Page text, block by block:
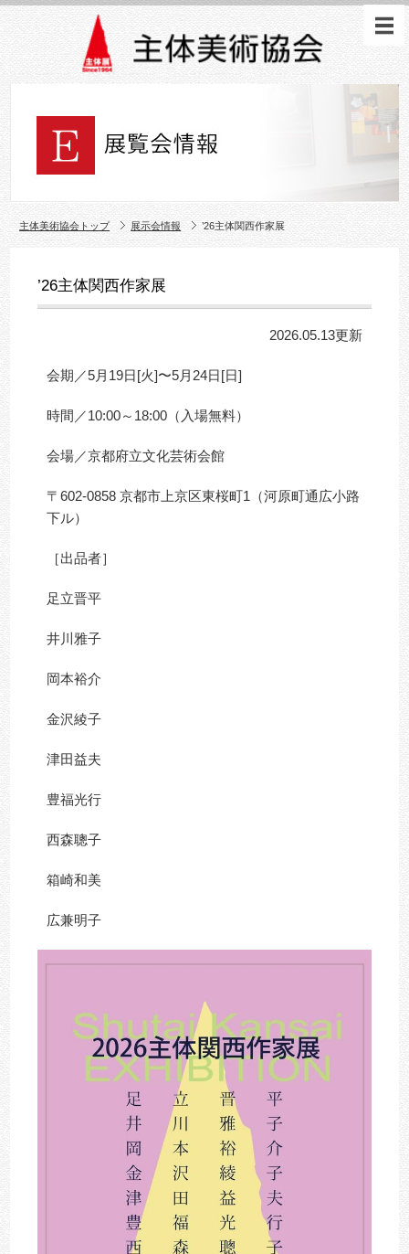
主体美術協会トップ 展示会情報 ’26主体関西作家展
’26主体関西作家展
2026.05.13更新
会期／5月19日[火]〜5月24日[日]
時間／10:00～18:00（入場無料）
会場／京都府立文化芸術会館
〒602-0858 京都市上京区東桜町1（河原町通広小路
下ル）
［出品者］
足立晋平
井川雅子
岡本裕介
金沢綾子
津田益夫
豊福光行
西森聰子
箱崎和美
広兼明子